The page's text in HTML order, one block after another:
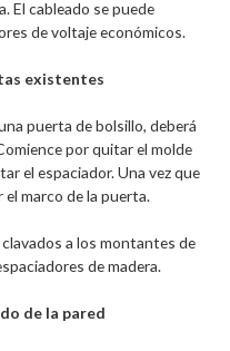
El cableado se puede
de voltaje económicos.
existentes
puerta de bolsillo, deberá
por quitar el molde
el espaciador. Una vez que
marco de la puerta.
a los montantes de
de madera.
de la pared